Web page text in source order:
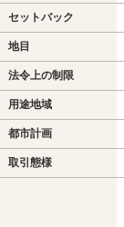
セットバック
地目
法令上の制限
用途地域
都市計画
取引態様